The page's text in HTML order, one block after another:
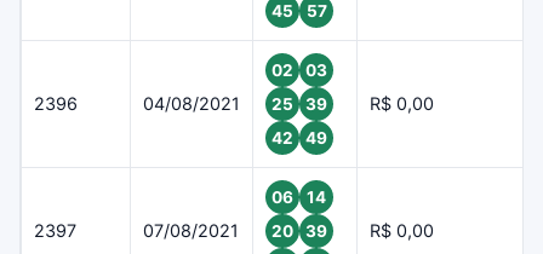
45
57
2396 04/08/2021
02
03
25
39
42
49
R$ 0,00
2397 07/08/2021
06
14
20
39
R$ 0,00